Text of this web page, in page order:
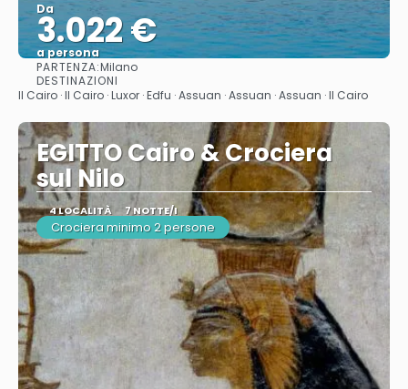
Da
3.022 €
a persona
PARTENZA:Milano
DESTINAZIONI
Il Cairo · Il Cairo · Luxor · Edfu · Assuan · Assuan · Assuan · Il Cairo
EGITTO Cairo & Crociera
sul Nilo
4 LOCALITÀ 7 NOTTE/I
Crociera minimo 2 persone